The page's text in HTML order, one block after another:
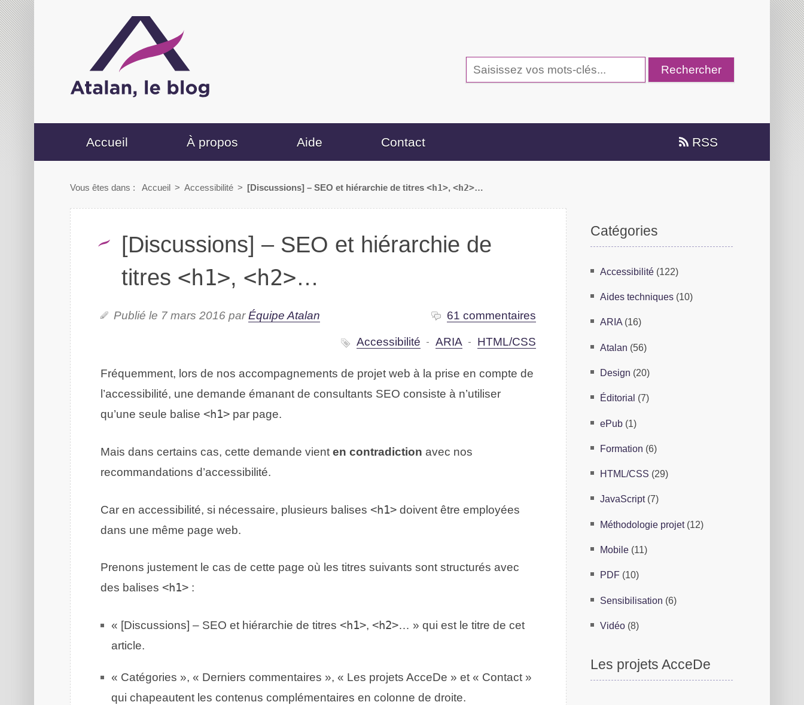
Accueil À propos Aide Contact RSS
Vous êtes dans : Accueil > Accessibilité > [Discussions] – SEO et hiérarchie de titres<h1>,<h2>…
[Discussions] – SEO et hiérarchie de
titres <h1>, <h2>…
61 commentaires
Publié le 7 mars 2016 parÉquipe Atalan
Accessibilité ARIA HTML/CSS
Fréquemment, lors de nos accompagnements de projet web à la prise en compte de
l’accessibilité, une demande émanant de consultants SEO consiste à n’utiliser
qu’une seule balise <h1>par page.
Mais dans certains cas, cette demande vient en contradiction avec nos
recommandations d’accessibilité.
Car en accessibilité, si nécessaire, plusieurs balises <h1>doivent être employées
dans une même page web.
Prenons justement le cas de cette page où les titres suivants sont structurés avec
des balises <h1>:
« [Discussions] – SEO et hiérarchie de titres <h1>, <h2>… » qui est le titre de cet
article.
« Catégories », « Derniers commentaires », « Les projets AcceDe » et « Contact »
qui chapeautent les contenus complémentaires en colonne de droite.
Catégories
Accessibilité (122)
Aides techniques (10)
ARIA (16)
Atalan (56)
Design (20)
Éditorial (7)
ePub (1)
Formation (6)
HTML/CSS (29)
JavaScript(7)
Méthodologie projet(12)
Mobile (11)
PDF (10)
Sensibilisation (6)
Vidéo (8)
Les projets AcceDe